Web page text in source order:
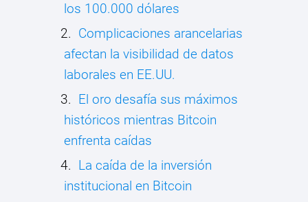
los 100.000 dólares
Complicaciones arancelarias
afectan la visibilidad de datos
laborales en EE.UU.
El oro desafía sus máximos
históricos mientras Bitcoin
enfrenta caídas
La caída de la inversión
institucional en Bitcoin